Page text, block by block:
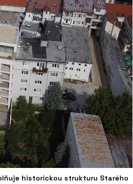
historickou strukturu Starého